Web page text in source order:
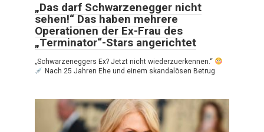
„Das darf Schwarzenegger nicht
sehen!“ Das haben mehrere
Operationen der Ex-Frau des
„Terminator“-Stars angerichtet
„Schwarzeneggers Ex? Jetzt nicht wiederzuerkennen.“
Nach 25 Jahren Ehe und einem skandalösen Betrug